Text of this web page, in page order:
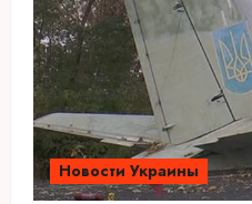
Новости Украины